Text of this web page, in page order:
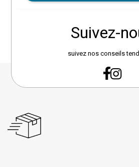
Suivez-
suivez nos conseils